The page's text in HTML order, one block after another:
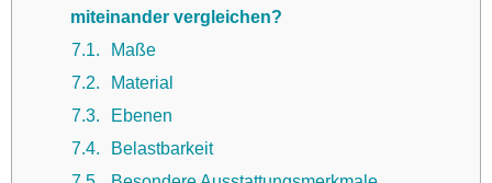
miteinander vergleichen?
7.1
Maße
7.2
Material
7.3
Ebenen
7.4
Belastbarkeit